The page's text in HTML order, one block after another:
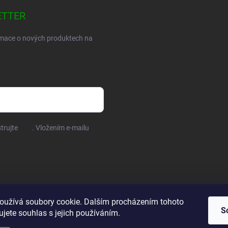
soubory cookie. Dalším procházením tohoto
souhlas s jejich používáním.
o nových produktech na
. Vložením e-mailu